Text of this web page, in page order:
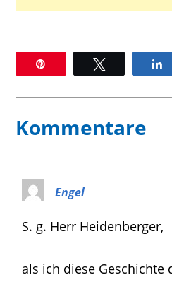
Kommentare
Engel
S. g. Herr Heidenberger,
als ich diese Geschichte